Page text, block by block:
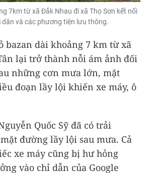
7km từ xã Đắk Nhau đi xã Thọ Sơn kết nối
và các phương tiện lưu thông.
bazan dài khoảng 7 km từ xã
lại trở thành nỗi ám ảnh đối
những cơn mưa lớn, mặt
đoạn lầy lội khiến xe máy, ô
Quốc Sỹ đã có trải
đường lầy lội sau mưa. Cả
xe máy cũng bị hư hỏng
vào chỉ dẫn của Google